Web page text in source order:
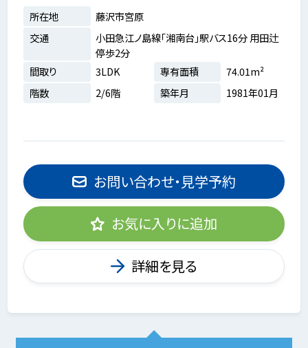
所在地
藤沢市宮原
交通
小田急江ノ島線「湘南台」駅バス16分 用田辻
停歩2分
間取り
3LDK 専有面積
74.01m²
階数
2/6階 築年月 1981年01月
お問い合わせ・見学予約
お気に入りに追加
詳細を見る